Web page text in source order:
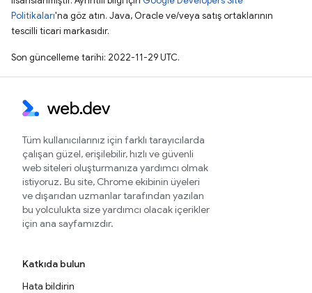
Politikaları'na göz atın. Java, Oracle ve/veya satış ortaklarının
tescilli ticari markasıdır.
Son güncelleme tarihi: 2022-11-29 UTC.
Tüm kullanıcılarınız için farklı tarayıcılarda
çalışan güzel, erişilebilir, hızlı ve güvenli
web siteleri oluşturmanıza yardımcı olmak
istiyoruz. Bu site, Chrome ekibinin üyeleri
ve dışarıdan uzmanlar tarafından yazılan
bu yolculukta size yardımcı olacak içerikler
için ana sayfamızdır.
Katkıda bulun
Hata bildirin